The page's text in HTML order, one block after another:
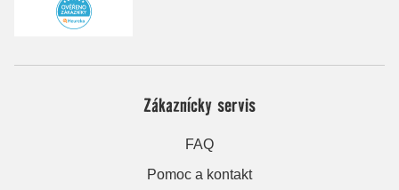
Zákaznícky servis
FAQ
Pomoc a kontakt